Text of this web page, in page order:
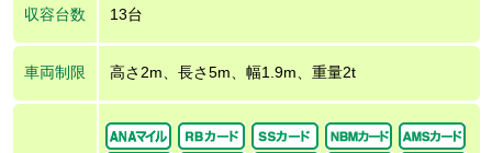
収容台数 13台
車両制限 高さ2m、長さ5m、幅1.9m、重量2t